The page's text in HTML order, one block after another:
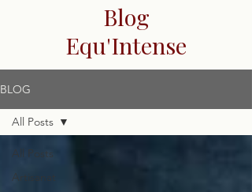
Blog
Equ'Intense
BLOG
All Posts
Artisanat
All Posts